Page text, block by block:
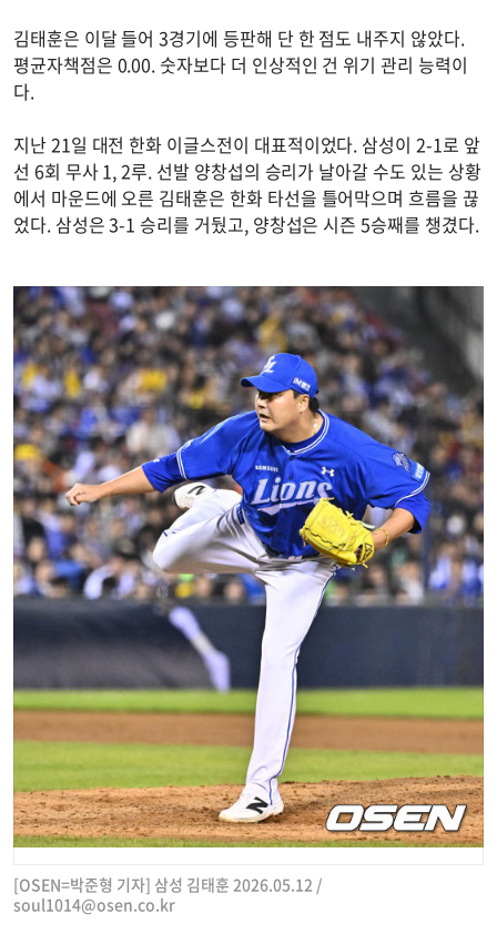
김태훈은 이달 들어 3경기에 등판해 단 한 점도 내주지 않았다.
평균자책점은 0.00. 숫자보다 더 인상적인 건 위기 관리 능력이
다.
지난 21일 대전 한화 이글스전이 대표적이었다. 삼성이 2-1로 앞
선 6회 무사 1, 2루. 선발 양창섭의 승리가 날아갈 수도 있는 상황
에서 마운드에 오른 김태훈은 한화 타선을 틀어막으며 흐름을 끊
었다. 삼성은 3-1 승리를 거뒀고, 양창섭은 시즌 5승째를 챙겼다.
[OSEN=박준형 기자] 삼성 김태훈 2026.05.12 /
soul1014@osen.co.kr